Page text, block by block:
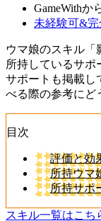
GameWithか
未経験可&完
ウマ娘のスキル「
所持しているサポ
サポートも掲載し
べる際の参考にど
目次
評価と効
所持ウマ
所持サポ
スキル一覧はこち